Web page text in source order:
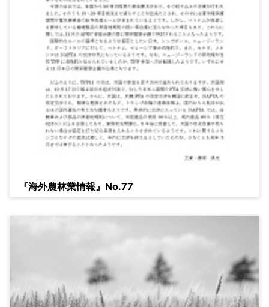
『海外農林業情報』No.77